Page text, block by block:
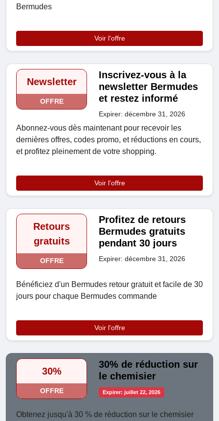
Bermudes
Voir l'offre
Newsletter
OFFRE
Inscrivez-vous à la
newsletter Bermudes
et restez informé
Expirer: décembre 31, 2026
Abonnez-vous dès maintenant pour recevoir les
dernières offres, codes promo, et réductions en cours,
et profitez pleinement de votre shopping.
Voir l'offre
Retours
gratuits
OFFRE
Profitez de retours
Bermudes gratuits
pendant 30 jours
Expirer: décembre 31, 2026
Bénéficiez d'un Bermudes retour gratuit et facile de 30
jours pour chaque Bermudes commande
Voir l'offre
30%
OFFRE
30% de réduction sur
le chemisier
Expirer: juillet 22, 2026
Obtenez jusqu'à 30 % de réduction sur le chemisier